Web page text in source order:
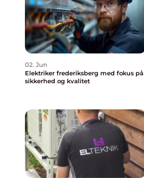
02. Jun
Elektriker frederiksberg med fokus på
sikkerhed og kvalitet